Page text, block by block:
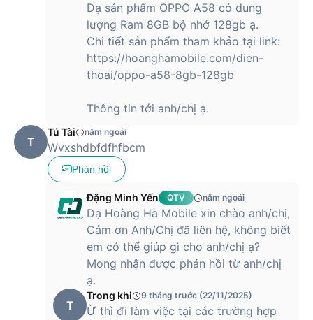
Dạ sản phẩm OPPO A58 có dung
lượng Ram 8GB bộ nhớ 128gb ạ.
Chi tiết sản phẩm tham khảo tại link:
https://hoanghamobile.com/dien-
thoai/oppo-a58-8gb-128gb
Thông tin tới anh/chị ạ.
T
Tú Tài năm ngoái
Wvxshdbfdfhfbcm
Phản hồi
Đặng Minh Yến QTV năm ngoái
Dạ Hoàng Hà Mobile xin chào anh/chị,
Cảm ơn Anh/Chị đã liên hệ, không biết
em có thể giúp gì cho anh/chị ạ?
Mong nhận được phản hồi từ anh/chị
ạ.
T
Trong khi 9 tháng trước (22/11/2025)
Ừ thì đi làm việc tại các trường hợp